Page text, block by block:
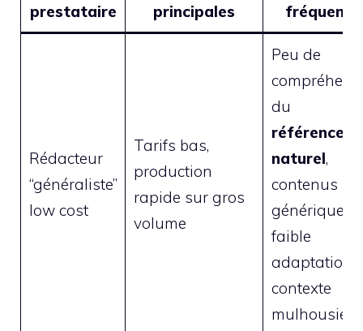
prestataire
principales
Rédacteur
“généraliste”
low cost
Tarifs bas,
production
rapide sur gros
volume
Peu de
du
naturel,
contenus
génériques,
faible
adaptation
contexte
mulhousien